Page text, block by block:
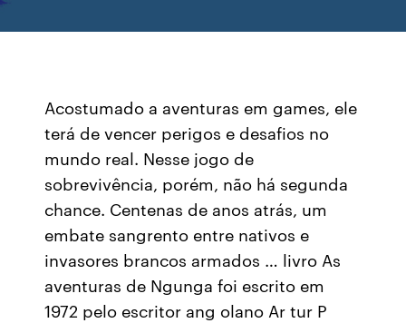
Acostumado a aventuras em games, ele
terá de vencer perigos e desafios no
mundo real. Nesse jogo de
sobrevivência, porém, não há segunda
chance. Centenas de anos atrás, um
embate sangrento entre nativos e
invasores brancos armados … livro As
aventuras de Ngunga foi escrito em
1972 pelo escritor ang olano Ar tur P